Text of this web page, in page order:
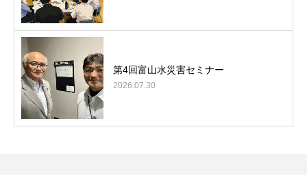
第4回富山水災害セミナー
2026.07.30